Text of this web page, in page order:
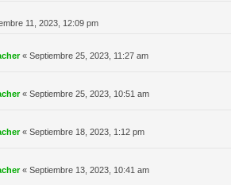
11, 2023, 12:09 pm
« Septiembre 25, 2023, 11:27 am
« Septiembre 25, 2023, 10:51 am
« Septiembre 18, 2023, 1:12 pm
« Septiembre 13, 2023, 10:41 am